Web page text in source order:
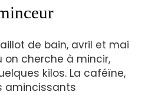
de bain, avril et mai
on cherche à mincir,
kilos. La caféïne,
amincissants